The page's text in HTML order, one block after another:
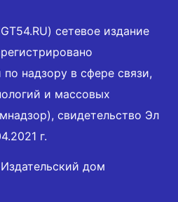
сетевое издание
надзору в сфере связи,
и массовых
свидетельство Эл
г.
дом